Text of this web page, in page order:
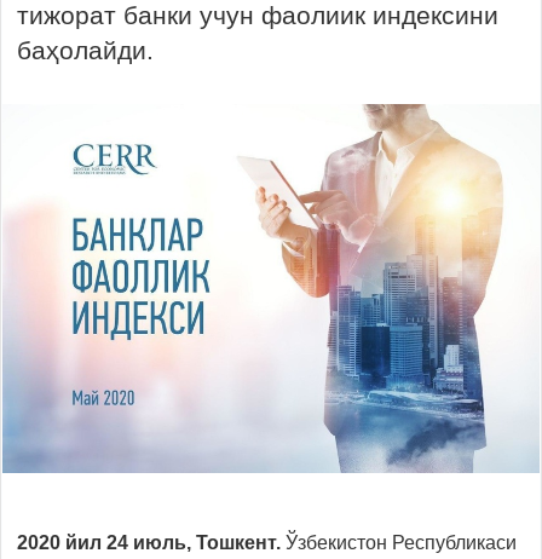
тижорат банки учун фаолиик индексини
баҳолайди.
2020 йил 24 июль, Тошкент. Ўзбекистон Республикаси